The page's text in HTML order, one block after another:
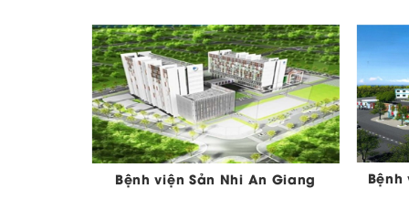
Bệnh viện Sản Nhi An Giang